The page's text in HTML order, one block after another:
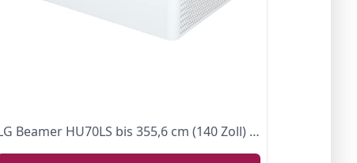
LG Beamer HU70LS bis 355,6 cm (140 Zoll) CineBeam LED UHD 4K Projektor (1500 Lumen, HDR10, webOS 4.5, TruMotion) weiß